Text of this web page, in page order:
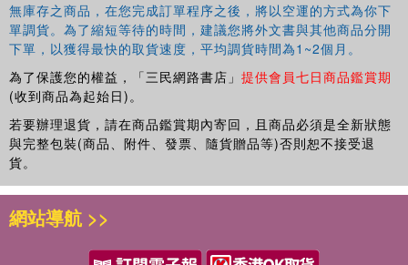
of life at that time, not just for the tenants but for those
campaigning for change and others seeking to protect
their financial interests. She recovers Old Nichol from the
ruins of history and lays bare the social and political
conditions that created and sustained this black hole
which lay at the very heart of the Empire.
A revelatory and prescient read about cities, class and
inequality, the message at the heart ofThe Blackest
Streetsstill resonates today.
無庫存之商品，在您完成訂單程序之後，將以空運的方式為你下
單調貨。為了縮短等待的時間，建議您將外文書與其他商品分開
下單，以獲得最快的取貨速度，平均調貨時間為1~2個月。
為了保護您的權益，「三民網路書店」 提供會員七日商品鑑賞期
(收到商品為起始日)。
若要辦理退貨，請在商品鑑賞期內寄回，且商品必須是全新狀態
與完整包裝(商品、附件、發票、隨貨贈品等)否則恕不接受退
貨。
網站導航 >>